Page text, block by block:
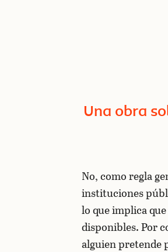
Una obra
No, como regla
instituciones
lo que implica
disponibles. Por
alguien pretende